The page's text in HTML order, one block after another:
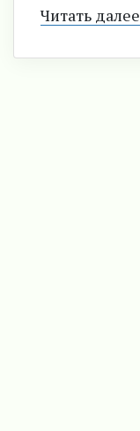
Читать далее